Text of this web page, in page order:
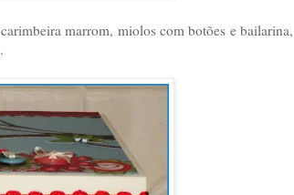
marrom, miolos com botões e bailarina,